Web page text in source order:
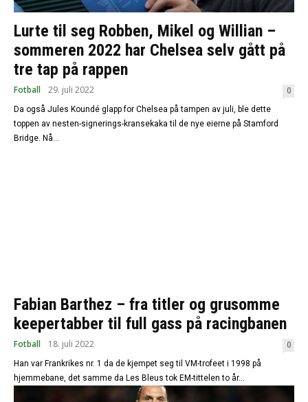
Lurte til seg Robben, Mikel og Willian –
sommeren 2022 har Chelsea selv gått på
tre tap på rappen
Fotball 29. juli 2022 0
Da også Jules Koundé glapp for Chelsea på tampen av juli, ble dette
toppen av nesten-signerings-kransekaka til de nye eierne på Stamford
Bridge. Nå...
Fabian Barthez – fra titler og grusomme
keepertabber til full gass på racingbanen
Fotball 18. juli 2022 0
Han var Frankrikes nr. 1 da de kjempet seg til VM-trofeet i 1998 på
hjemmebane, det samme da Les Bleus tok EM-tittelen to år...